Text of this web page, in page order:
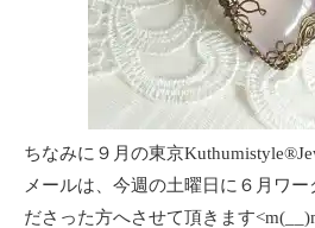
ちなみに９月の東京
メールは、今週の土曜日に６月ワー
ださった方へさせて頂きます